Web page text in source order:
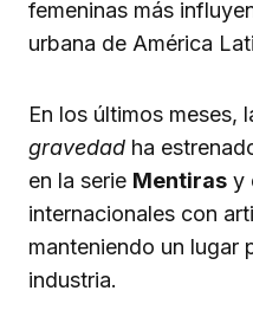
femeninas más
urbana de América
En los últimos meses,
gravedad ha
en la serie Mentiras y
internacionales con
manteniendo un lugar
industria.